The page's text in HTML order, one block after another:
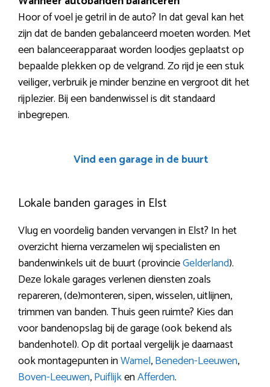
Hoor of voel je getril in de auto? In dat geval kan het
zijn dat de banden gebalanceerd moeten worden. Met
een balanceerapparaat worden loodjes geplaatst op
bepaalde plekken op de velgrand. Zo rijd je een stuk
veiliger, verbruik je minder benzine en vergroot dit het
rijplezier. Bij een bandenwissel is dit standaard
inbegrepen.
Vind een garage in de buurt
Lokale banden garages in Elst
Vlug en voordelig banden vervangen in Elst? In het
overzicht hierna verzamelen wij specialisten en
bandenwinkels uit de buurt (provincieGelderland).
Deze lokale garages verlenen diensten zoals
repareren, (de)monteren, sipen, wisselen, uitlijnen,
trimmen van banden. Thuis geen ruimte? Kies dan
voor bandenopslag bij de garage (ook bekend als
bandenhotel). Op dit portaal vergelijk je daarnaast
ook montagepunten inWamel,Beneden-Leeuwen,
Boven-Leeuwen,PuiflijkenAfferden.